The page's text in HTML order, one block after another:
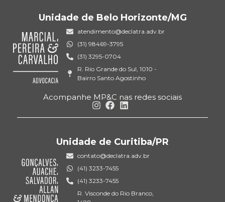
Unidade de Belo Horizonte/MG
atendimento@declatra.adv.br
(31) 98469-3795
(31) 3295-0704
R. Rio Grande do Sul, 1010 -
Bairro Santo Agostinho
Acompanhe MP&C nas redes sociais
Unidade de Curitiba/PR
contato@declatra.adv.br
(41) 3233-7455
(41) 3233-7455
R. Visconde do Rio Branco,